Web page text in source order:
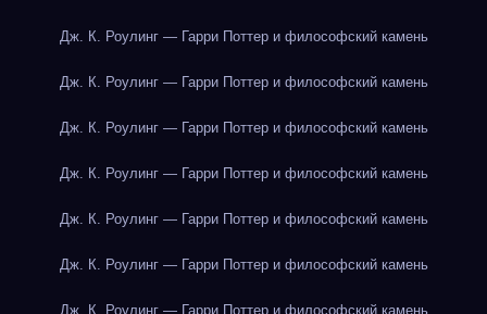
Дж. К. Роулинг — Гарри Поттер и философский камень
Дж. К. Роулинг — Гарри Поттер и философский камень
Дж. К. Роулинг — Гарри Поттер и философский камень
Дж. К. Роулинг — Гарри Поттер и философский камень
Дж. К. Роулинг — Гарри Поттер и философский камень
Дж. К. Роулинг — Гарри Поттер и философский камень
Дж. К. Роулинг — Гарри Поттер и философский камень